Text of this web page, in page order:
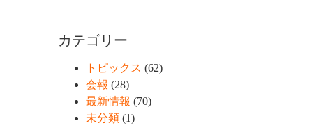
カテゴリー
トピックス (62)
会報 (28)
最新情報 (70)
未分類 (1)